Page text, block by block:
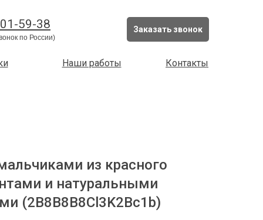
Заказать звонок
59-38
по России)
Контакты
Наши работы
из красного
и натуральными
(2B8B8B8Cl3K2Bc1b)